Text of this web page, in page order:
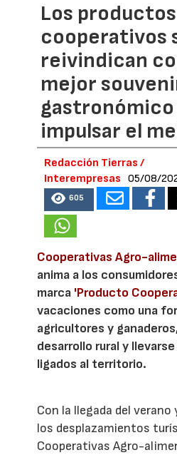
Los productos
cooperativos
reivindican
mejor
gastronómico
impulsar el
Redacción Tierras /
Interempresas
05/08/
605
Cooperativas Agro-
anima a los
marca 'Producto
vacaciones como una
agricultores y
desarrollo rural y
ligados al territorio.
Con la llegada del
los desplazamientos
Cooperativas Agro-